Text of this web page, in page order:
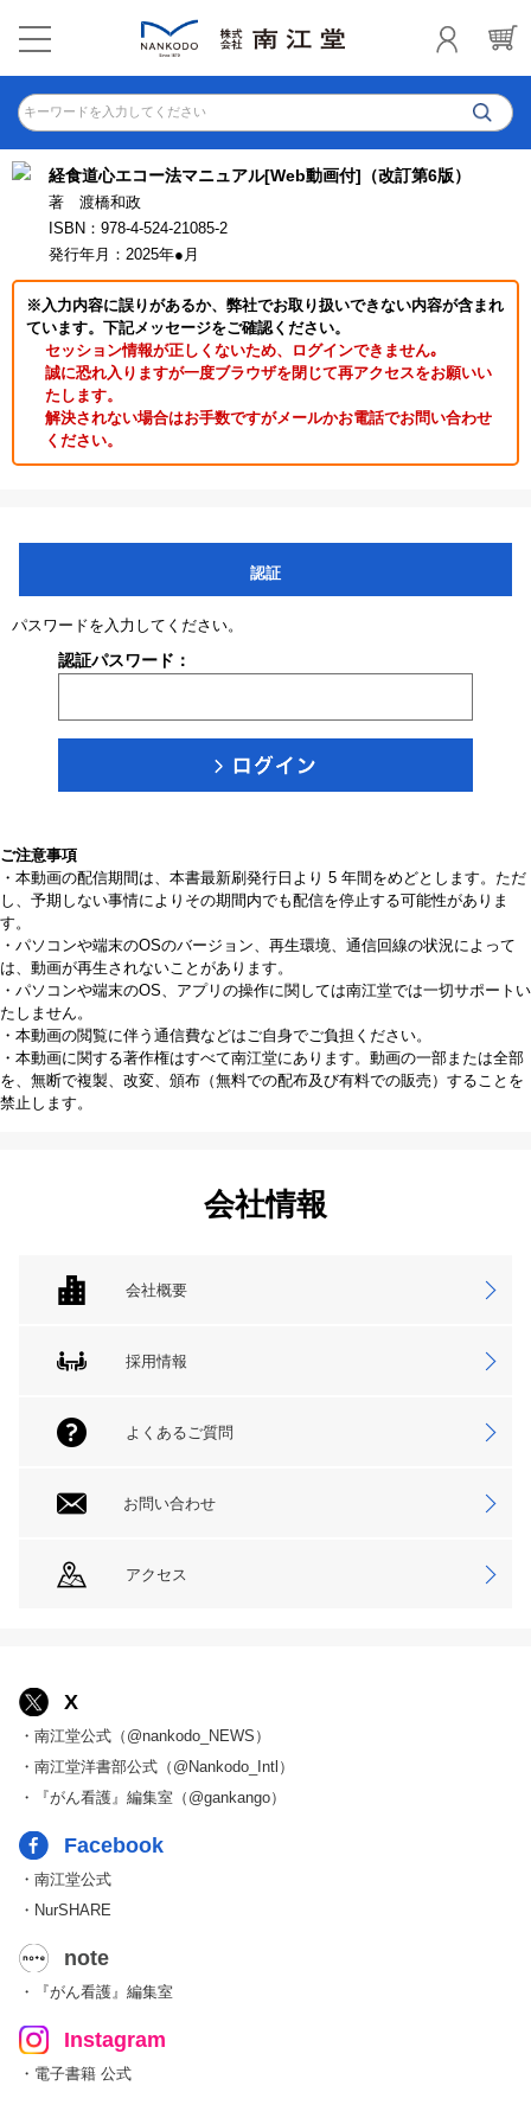
キーワードを入力してください
経食道心エコー法マニュアル[Web動画付]（改訂第6版）
著 渡橋和政
ISBN：978-4-524-21085-2
発行年月：2025年●月
※入力内容に誤りがあるか、弊社でお取り扱いできない内容が含まれ
ています。下記メッセージをご確認ください。
セッション情報が正しくないため、ログインできません｡
誠に恐れ入りますが一度ブラウザを閉じて再アクセスをお願いい
たします。
解決されない場合はお手数ですがメールかお電話でお問い合わせ
ください。
認証
パスワードを入力してください。
認証パスワード：
ご注意事項
・本動画の配信期間は、本書最新刷発行日より 5 年間をめどとします。ただ
し、予期しない事情によりその期間内でも配信を停止する可能性がありま
す。
・パソコンや端末のOSのバージョン、再生環境、通信回線の状況によって
は、動画が再生されないことがあります。
・パソコンや端末のOS、アプリの操作に関しては南江堂では一切サポートい
たしません。
・本動画の閲覧に伴う通信費などはご自身でご負担ください。
・本動画に関する著作権はすべて南江堂にあります。動画の一部または全部
を、無断で複製、改変、頒布（無料での配布及び有料での販売）することを
禁止します。
会社情報
会社概要
採用情報
よくあるご質問
お問い合わせ
アクセス
X
・南江堂公式（@nankodo_NEWS）
・南江堂洋書部公式（@Nankodo_Intl）
・『がん看護』編集室（@gankango）
Facebook
・南江堂公式
・NurSHARE
note
・『がん看護』編集室
Instagram
・電子書籍 公式